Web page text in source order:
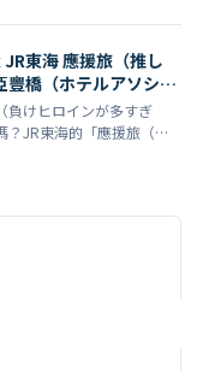
JR東海 應援旅（推し
豐橋（ホテルアソシア
房開放預訂
負けヒロインが多すぎ
？JR東海的「應援旅（推